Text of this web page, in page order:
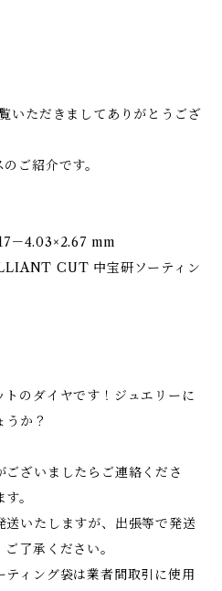
いただきましてありがとうござ
ご紹介です。
－4.03×2.67 mm
CUT 中宝研ソーティン
のダイヤです！ジュエリーに
うか？
ざいましたらご連絡くださ
。
送いたしますが、出張等で発送
了承ください。
ィング袋は業者間取引に使用